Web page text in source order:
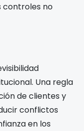
controles no
Una regla
de clientes y
conflictos
en los